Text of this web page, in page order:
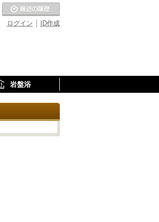
ID作成
ログイン
お気に入りの温泉
岩盤浴